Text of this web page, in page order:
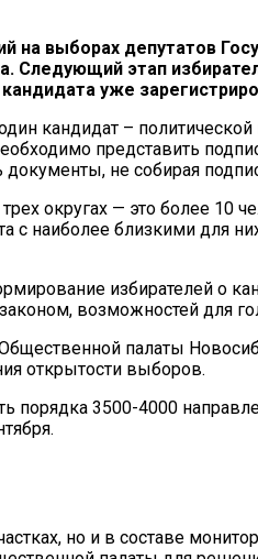
на выборах депутатов
Следующий этап
уже
кандидат –
представить
документы, не собирая
округах — это более 10
наиболее близкими для
избирателей о
возможностей для
палаты
открытости выборов.
порядка 3500-4000
но и в составе